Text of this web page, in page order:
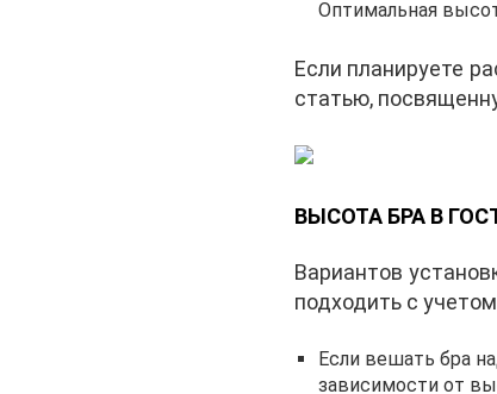
Оптимальная
Если планируете
статью,
ВЫСОТА БРА В
Вариантов
подходить с
Если вешать бра
зависимости от